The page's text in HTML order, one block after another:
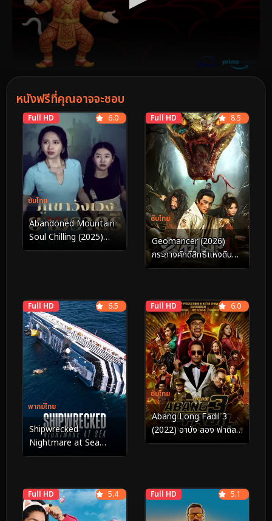
หนังฟรีที่คุณอาจจะชอบ
Full HD
ซับไทย
6.0
Abandoned Mountain
Soul Chilling (2025)
ภูเขาวังเวงยามราตรี
Full HD
ซับไทย
8.5
Geomancer (2026)
กระถางศักดิ์สิทธิ์แห่งดิน
แดน
Full HD
พากย์ไทย
6.5
Shipwrecked
Nightmare at Sea
(2026) เรืออับปาง ฝัน
Full HD
ซับไทย
6.0
Abang Long Fadil 3
(2022) อาบัง ลอง ฟาดิล
3
Full HD 5.4 Full HD 5.1